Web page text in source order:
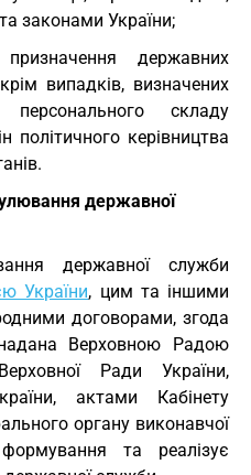
та законами України;
державних
випадків, визначених
персонального складу
політичного керівництва
державної
державної служби
України, цим та іншими
договорами, згода
Верховною Радою
Ради України,
актами Кабінету
органу виконавчої
та реалізує